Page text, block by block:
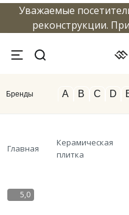
Уважаемые
реконструкции.
Бренды A B C D
Главная
Керамическая
плитка
5,0